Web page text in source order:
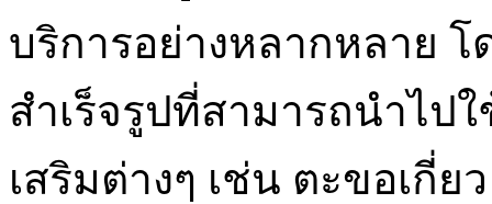
บริการอย่างหลากหลาย
สำเร็จรูปที่สามารถนำไ
เสริมต่างๆ เช่น ตะขอเกี่